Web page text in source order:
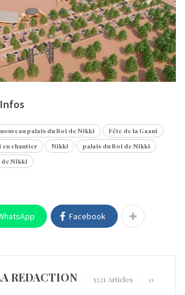
palais du Roi de Nikki
Fête de la Gaani
en chantier
Nikki
palais du Roi de Nikki
Nikki
Facebook
REDACTION 5321 Articles
0